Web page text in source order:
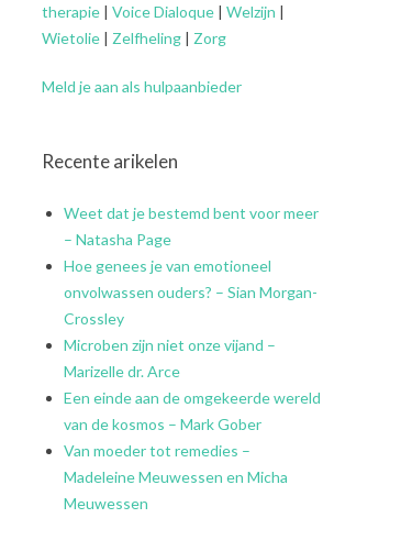
therapie | Voice Dialoque | Welzijn |
Wietolie | Zelfheling | Zorg
Meld je aan als hulpaanbieder
Recente arikelen
Weet dat je bestemd bent voor meer
– Natasha Page
Hoe genees je van emotioneel
onvolwassen ouders? – Sian Morgan-
Crossley
Microben zijn niet onze vijand –
Marizelle dr. Arce
Een einde aan de omgekeerde wereld
van de kosmos – Mark Gober
Van moeder tot remedies –
Madeleine Meuwessen en Micha
Meuwessen